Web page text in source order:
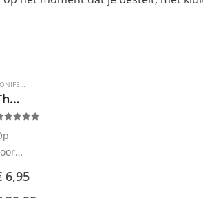
CONIFERENHAAG
Thuja plic. Excelsa
6,95